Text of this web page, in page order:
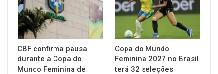
CBF confirma pausa
durante a Copa do
Mundo Feminina de
Copa do Mundo
Feminina 2027 no Brasil
terá 32 seleções